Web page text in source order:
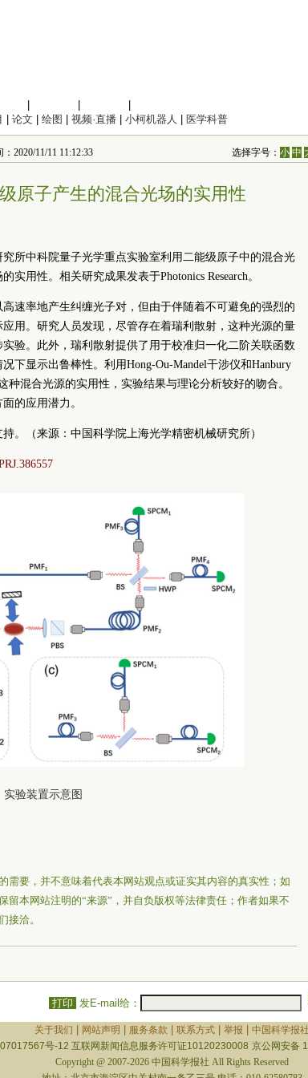
论文 绘图 视频·直播 小柯机器人 医学科普
2020/11/11 11:12:33 选择字号：小 中
原子产生的混合光场的实用性
究所中科院量子光学重点实验室利用二能级原子中的混合光
用性。相关研究成果发表于Photonics Research。
速率地产生纠缠光子对，但由于伴随着不可避免的强烈的
用。研究人员发现，尽管存在着瑞利散射，这种光源的量
验。此外，瑞利散射提供了用于校准归一化二阶关联函数
下显示出鲁棒性。利用Hong-Ou-Mandel干涉仪和Hanbury
种混合光源的实用性，实验结果与理论分析较好的吻合。
的应用潜力。
。（来源：中国科学院上海光学精密机械研究所）
实验装置示意图
需要，并不意味着代表本网站观点或证实其内容的真实性；如
留本网站注明的“来源”，并自负版权等法律责任；作者如果不
接洽。
打印 发E-mail给：
关于我们 网站声明 服务条款 联系方式| 举报
中国科学报社
号-12 互联网新闻信息服务许可证10120230008 京公网安备
Copyright @ 2007-2026 中国科学报社 All Rights Reserved